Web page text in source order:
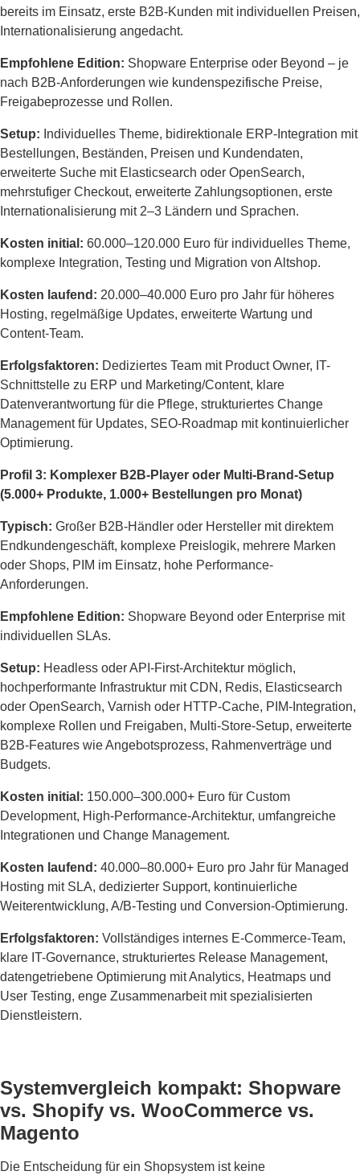
bereits im Einsatz, erste B2B-Kunden mit individuellen Preisen,
Internationalisierung angedacht.
Empfohlene Edition: Shopware Enterprise oder Beyond – je
nach B2B-Anforderungen wie kundenspezifische Preise,
Freigabeprozesse und Rollen.
Setup: Individuelles Theme, bidirektionale ERP-Integration mit
Bestellungen, Beständen, Preisen und Kundendaten,
erweiterte Suche mit Elasticsearch oder OpenSearch,
mehrstufiger Checkout, erweiterte Zahlungsoptionen, erste
Internationalisierung mit 2–3 Ländern und Sprachen.
Kosten initial: 60.000–120.000 Euro für individuelles Theme,
komplexe Integration, Testing und Migration von Altshop.
Kosten laufend: 20.000–40.000 Euro pro Jahr für höheres
Hosting, regelmäßige Updates, erweiterte Wartung und
Content-Team.
Erfolgsfaktoren: Dediziertes Team mit Product Owner, IT-
Schnittstelle zu ERP und Marketing/Content, klare
Datenverantwortung für die Pflege, strukturiertes Change
Management für Updates, SEO-Roadmap mit kontinuierlicher
Optimierung.
Profil 3: Komplexer B2B-Player oder Multi-Brand-Setup
(5.000+ Produkte, 1.000+ Bestellungen pro Monat)
Typisch: Großer B2B-Händler oder Hersteller mit direktem
Endkundengeschäft, komplexe Preislogik, mehrere Marken
oder Shops, PIM im Einsatz, hohe Performance-
Anforderungen.
Empfohlene Edition: Shopware Beyond oder Enterprise mit
individuellen SLAs.
Setup: Headless oder API-First-Architektur möglich,
hochperformante Infrastruktur mit CDN, Redis, Elasticsearch
oder OpenSearch, Varnish oder HTTP-Cache, PIM-Integration,
komplexe Rollen und Freigaben, Multi-Store-Setup, erweiterte
B2B-Features wie Angebotsprozess, Rahmenverträge und
Budgets.
Kosten initial: 150.000–300.000+ Euro für Custom
Development, High-Performance-Architektur, umfangreiche
Integrationen und Change Management.
Kosten laufend: 40.000–80.000+ Euro pro Jahr für Managed
Hosting mit SLA, dedizierter Support, kontinuierliche
Weiterentwicklung, A/B-Testing und Conversion-Optimierung.
Erfolgsfaktoren: Vollständiges internes E-Commerce-Team,
klare IT-Governance, strukturiertes Release Management,
datengetriebene Optimierung mit Analytics, Heatmaps und
User Testing, enge Zusammenarbeit mit spezialisierten
Dienstleistern.
Systemvergleich kompakt: Shopware
vs. Shopify vs. WooCommerce vs.
Magento
Die Entscheidung für ein Shopsystem ist keine